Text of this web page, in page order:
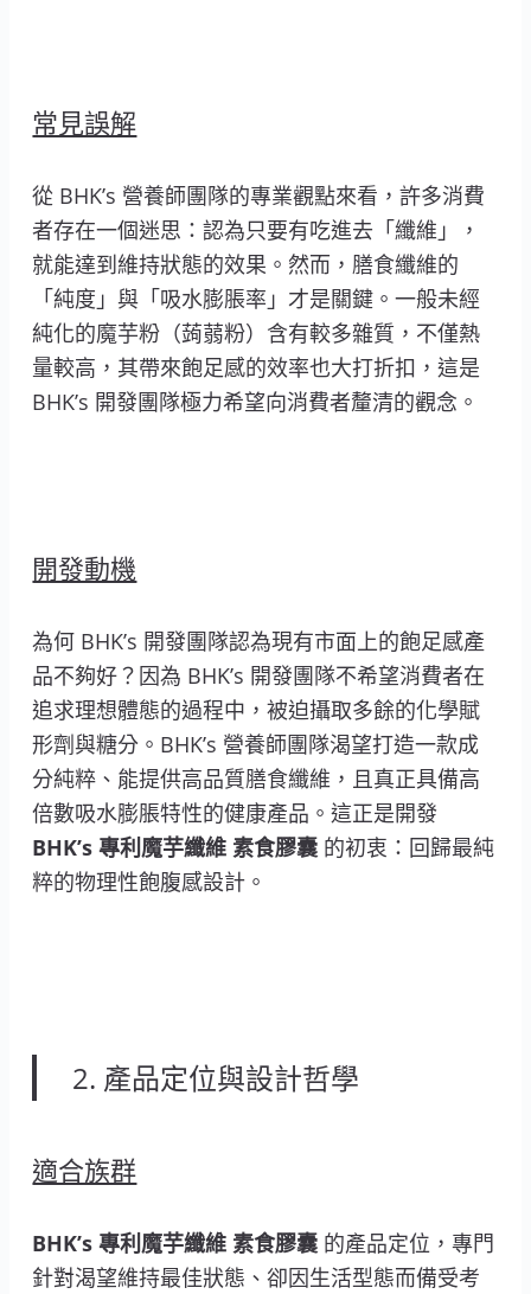
常見誤解
從 BHK’s 營養師團隊的專業觀點來看，許多消費
者存在一個迷思：認為只要有吃進去「纖維」，
就能達到維持狀態的效果。然而，膳食纖維的
「純度」與「吸水膨脹率」才是關鍵。一般未經
純化的魔芋粉（蒟蒻粉）含有較多雜質，不僅熱
量較高，其帶來飽足感的效率也大打折扣，這是
BHK’s 開發團隊極力希望向消費者釐清的觀念。
開發動機
為何 BHK’s 開發團隊認為現有市面上的飽足感產
品不夠好？因為 BHK’s 開發團隊不希望消費者在
追求理想體態的過程中，被迫攝取多餘的化學賦
形劑與糖分。BHK’s 營養師團隊渴望打造一款成
分純粹、能提供高品質膳食纖維，且真正具備高
倍數吸水膨脹特性的健康產品。這正是開發
BHK’s 專利魔芋纖維 素食膠囊 的初衷：回歸最純
粹的物理性飽腹感設計。
2. 產品定位與設計哲學
適合族群
BHK’s 專利魔芋纖維 素食膠囊 的產品定位，專門
針對渴望維持最佳狀態、卻因生活型態而備受考